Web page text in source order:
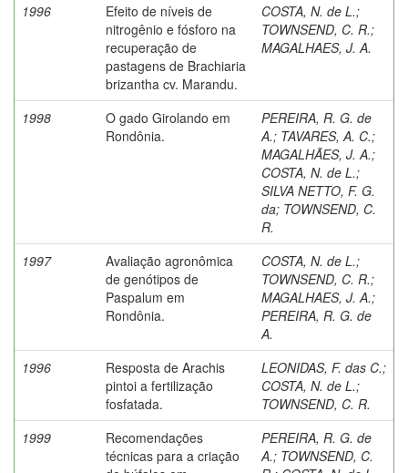
1996
Efeito de níveis de
nitrogênio e fósforo na
recuperação de
pastagens de Brachiaria
brizantha cv. Marandu.
COSTA, N. de L.;
TOWNSEND, C. R.;
MAGALHAES, J. A.
1998
O gado Girolando em
Rondônia.
PEREIRA, R. G. de
A.; TAVARES, A. C.;
MAGALHÃES, J. A.;
COSTA, N. de L.;
SILVA NETTO, F. G.
da; TOWNSEND, C.
R.
1997
Avaliação agronômica
de genótipos de
Paspalum em
Rondônia.
COSTA, N. de L.;
TOWNSEND, C. R.;
MAGALHAES, J. A.;
PEREIRA, R. G. de
A.
1996
Resposta de Arachis
pintoi a fertilização
fosfatada.
LEONIDAS, F. das C.;
COSTA, N. de L.;
TOWNSEND, C. R.
1999
Recomendações
técnicas para a criação
PEREIRA, R. G. de
A.; TOWNSEND, C.